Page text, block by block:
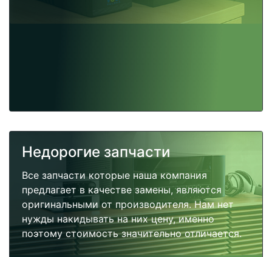
Недорогие запчасти
Все запчасти которые наша компания
предлагает в качестве замены, являются
оригинальными от производителя. Нам нет
нужды накидывать на них цену, именно
поэтому стоимость значительно отличается.